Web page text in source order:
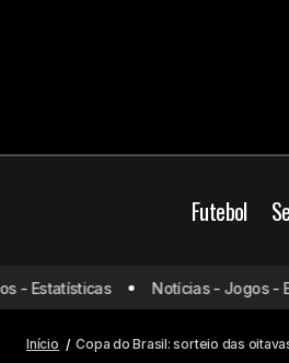
Futebol
Libertadores define oitavas nesta
segunda; Brasil tem seis
representantes no sorteio
Estatísticas Notícias - Jogos -
Início Copa do Brasil: sorteio das